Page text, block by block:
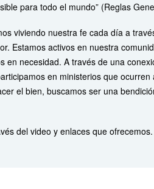
para todo el mundo” (Reglas
viviendo nuestra fe cada día a
Estamos activos en nuestra
en necesidad. A través de una
en ministerios que ocurren
el bien, buscamos ser una
del video y enlaces que ofrecemos.